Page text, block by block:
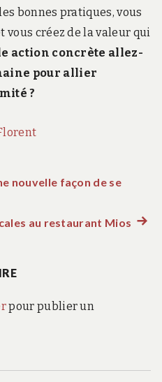
bonnes pratiques, vous
vous créez de la valeur qui
action concrète allez-
pour allier
?
nouvelle façon de se
au restaurant Mios
pour publier un